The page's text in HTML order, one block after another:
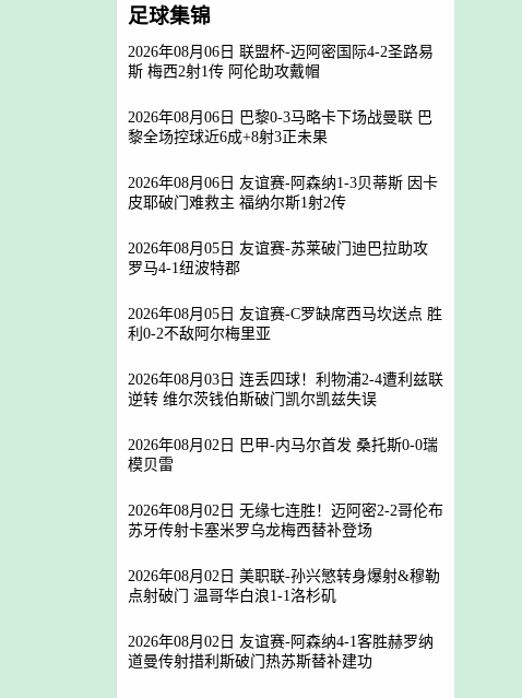
足球集锦
2026年08月06日 联盟杯-迈阿密国际4-2圣路易
斯 梅西2射1传 阿伦助攻戴帽
2026年08月06日 巴黎0-3马略卡下场战曼联 巴
黎全场控球近6成+8射3正未果
2026年08月06日 友谊赛-阿森纳1-3贝蒂斯 因卡
皮耶破门难救主 福纳尔斯1射2传
2026年08月05日 友谊赛-苏莱破门迪巴拉助攻
罗马4-1纽波特郡
2026年08月05日 友谊赛-C罗缺席西马坎送点 胜
利0-2不敌阿尔梅里亚
2026年08月03日 连丢四球！利物浦2-4遭利兹联
逆转 维尔茨钱伯斯破门凯尔凯兹失误
2026年08月02日 巴甲-内马尔首发 桑托斯0-0瑞
模贝雷
2026年08月02日 无缘七连胜！迈阿密2-2哥伦布
苏牙传射卡塞米罗乌龙梅西替补登场
2026年08月02日 美职联-孙兴慜转身爆射&穆勒
点射破门 温哥华白浪1-1洛杉矶
2026年08月02日 友谊赛-阿森纳4-1客胜赫罗纳
道曼传射措利斯破门热苏斯替补建功